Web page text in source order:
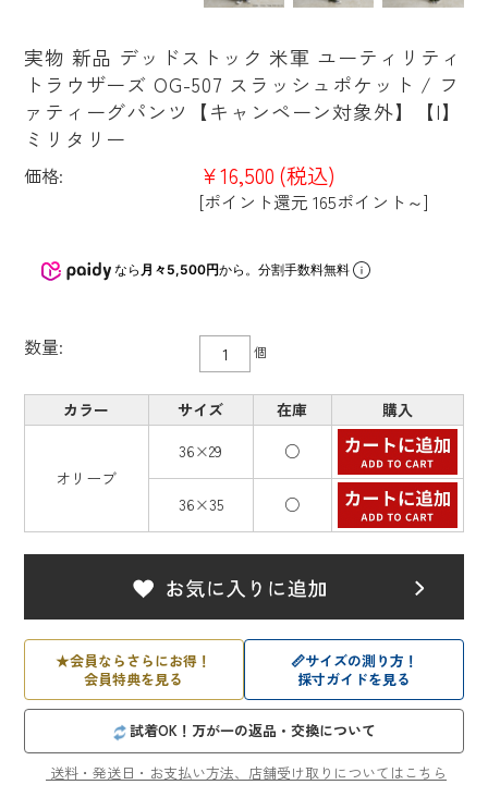
実物 新品 デッドストック 米軍 ユーティリティ
トラウザーズ OG-507 スラッシュポケット / フ
ァティーグパンツ【キャンペーン対象外】【I】
ミリタリー
価格: ¥16,500 (税込)
[ポイント還元 165ポイント～]
なら 月々5,500円から。分割手数料無料
数量: 個
カラー サイズ 在庫 購入
オリーブ
36×29 ○
36×35 ○
★会員ならさらにお得！
会員特典を見る
📏サイズの測り方！
採寸ガイドを見る
試着OK！万が一の返品・交換について
送料・発送日・お支払い方法、店舗受け取りについてはこちら